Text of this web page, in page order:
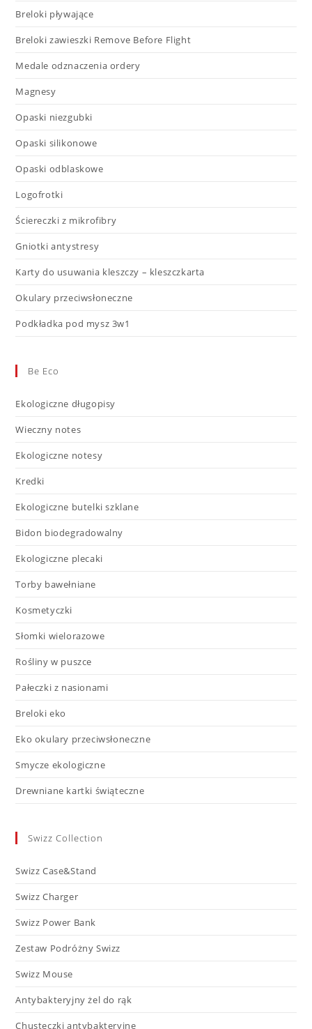
Breloki pływające
Breloki zawieszki Remove Before Flight
Medale odznaczenia ordery
Magnesy
Opaski niezgubki
Opaski silikonowe
Opaski odblaskowe
Logofrotki
Ściereczki z mikrofibry
Gniotki antystresy
Karty do usuwania kleszczy – kleszczkarta
Okulary przeciwsłoneczne
Podkładka pod mysz 3w1
Be Eco
Ekologiczne długopisy
Wieczny notes
Ekologiczne notesy
Kredki
Ekologiczne butelki szklane
Bidon biodegradowalny
Ekologiczne plecaki
Torby bawełniane
Kosmetyczki
Słomki wielorazowe
Rośliny w puszce
Pałeczki z nasionami
Breloki eko
Eko okulary przeciwsłoneczne
Smycze ekologiczne
Drewniane kartki świąteczne
Swizz Collection
Swizz Case&Stand
Swizz Charger
Swizz Power Bank
Zestaw Podróżny Swizz
Swizz Mouse
Antybakteryjny żel do rąk
Chusteczki antybakteryjne